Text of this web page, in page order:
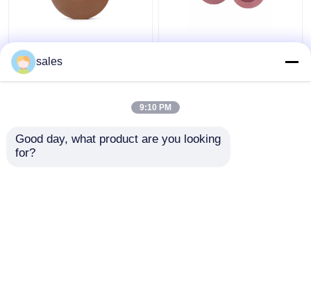
Bánh xe đánh bóng kính
BK Artifex ngoại vi
song song cho máy
Bánh xe đánh bóng
sales
9:10 PM
Good day, what product are you looking
for?